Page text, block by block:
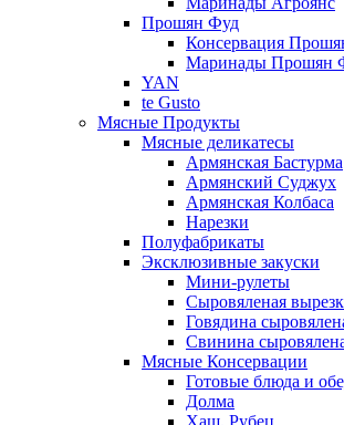
Прошян Фуд
Консервация
Маринады Прошян
YAN
te Gusto
Мясные Продукты
Мясные деликатесы
Армянская Бастурма
Армянский Суджух
Армянская Колбаса
Нарезки
Полуфабрикаты
Эксклюзивные закуски
Мини-рулеты
Сыровяленая
Говядина
Свинина
Мясные Консервации
Готовые блюда и
Долма
Хаш. Рубец